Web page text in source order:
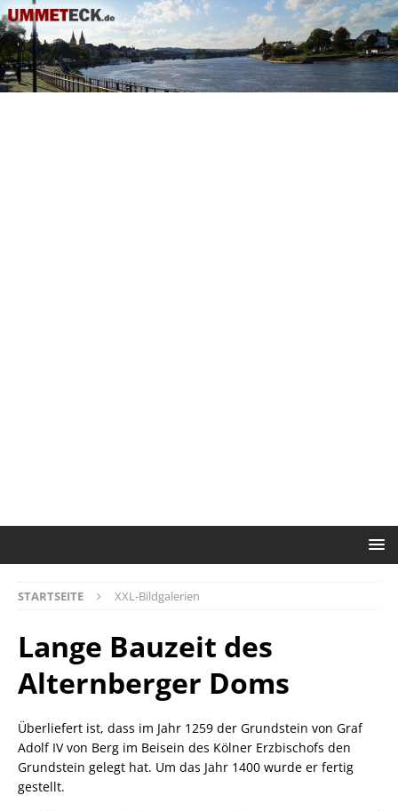
STARTSEITE XXL-Bildgalerien
Lange Bauzeit des
Alternberger Doms
Überliefert ist, dass im Jahr 1259 der Grundstein von Graf
Adolf IV von Berg im Beisein des Kölner Erzbischofs den
Grundstein gelegt hat. Um das Jahr 1400 wurde er fertig
gestellt.